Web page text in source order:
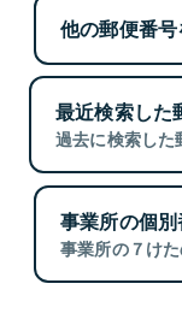
他の郵便番
最近検索した
過去に検索した
事業所の個
事業所の７け